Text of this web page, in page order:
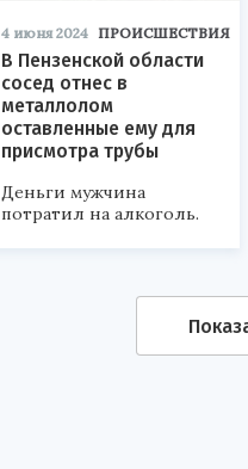
4 июня 2024 ПРОИСШЕСТВИЯ
В Пензенской области
сосед отнес в
металлолом
оставленные ему для
присмотра трубы
Деньги мужчина
потратил на алкоголь.